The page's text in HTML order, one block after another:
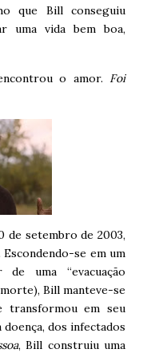
que Bill conseguiu
uma vida bem boa,
o amor. Foi
de setembro de 2003,
se em um
uma “evacuação
Bill manteve-se
transformou em seu
dos infectados
, Bill construiu uma